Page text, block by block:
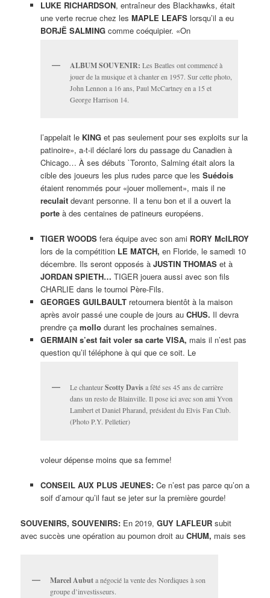
LUKE RICHARDSON, entraîneur des Blackhawks, était
une verte recrue chez les MAPLE LEAFSlorsqu’il a eu
BORJË SALMINGcomme coéquipier. «On
ALBUM SOUVENIR: Les Beatles ont commencé à
jouer de la musique et à chanter en 1957. Sur cette photo,
John Lennon a 16 ans, Paul McCartney en a 15 et
George Harrison 14.
l’appelait le KINGet pas seulement pour ses exploits sur la
patinoire», a-t-il déclaré lors du passage du Canadien à
Chicago… À ses débuts `Toronto, Salming était alors la
cible des joueurs les plus rudes parce que les Suédois
étaient renommés pour «jouer mollement», mais il ne
reculaitdevant personne. Il a tenu bon et il a ouvert la
porteà des centaines de patineurs européens.
TIGER WOODS fera équipe avec son ami RORY McILROY
lors de la compétition LE MATCH, en Floride, le samedi 10
décembre. Ils seront opposés à JUSTIN THOMASet à
JORDAN SPIETH… TIGER jouera aussi avec son fils
CHARLIE dans le tournoi Père-Fils.
GEORGES GUILBAULT retournera bientôt à la maison
après avoir passé une couple de jours au CHUS. Il devra
prendre ça mollodurant les prochaines semaines.
GERMAIN s’est fait voler sa carte VISA, mais il n’est pas
question qu’il téléphone à qui que ce soit. Le
Le chanteurScotty Davisa fêté ses 45 ans de carrière
dans un resto de Blainville. Il pose ici avec son ami Yvon
Lambert et Daniel Pharand, président du Elvis Fan Club.
(Photo P.Y. Pelletier)
voleur dépense moins que sa femme!
CONSEIL AUX PLUS JEUNES: Ce n’est pas parce qu’on a
soif d’amour qu’il faut se jeter sur la première gourde!
SOUVENIRS, SOUVENIRS: En 2019,GUY LAFLEUR subit
avec succès une opération au poumon droit auCHUM, mais ses
Marcel Aubuta négocié la vente des Nordiques à son
groupe d’investisseurs.